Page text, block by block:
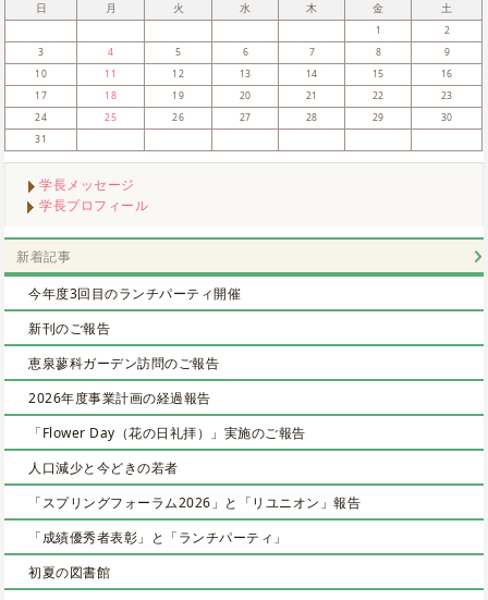
日
月 火 水 木 金 土
1
2
3
4 5 6 7 8
9
10
11 12 13 14 15
16
17
18 19 20 21 22
23
24
25 26 27 28 29
30
31
学長メッセージ
学長プロフィール
新着記事
今年度3回目のランチパーティ開催
新刊のご報告
恵泉蓼科ガーデン訪問のご報告
2026年度事業計画の経過報告
「Flower Day（花の日礼拝）」実施のご報告
人口減少と今どきの若者
「スプリングフォーラム2026」と「リユニオン」報告
「成績優秀者表彰」と「ランチパーティ」
初夏の図書館